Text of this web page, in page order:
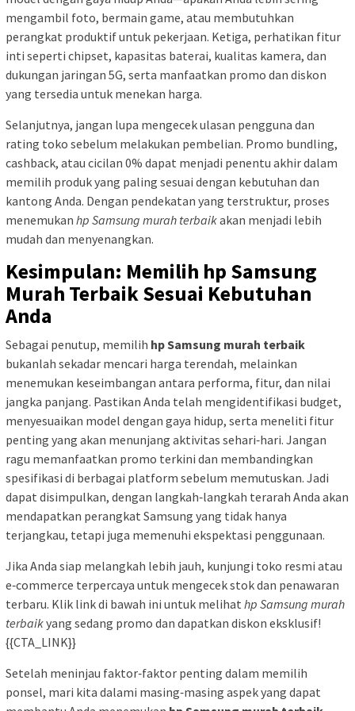
mengambil foto, bermain game, atau membutuhkan
perangkat produktif untuk pekerjaan. Ketiga, perhatikan fitur
inti seperti chipset, kapasitas baterai, kualitas kamera, dan
dukungan jaringan 5G, serta manfaatkan promo dan diskon
yang tersedia untuk menekan harga.
Selanjutnya, jangan lupa mengecek ulasan pengguna dan
rating toko sebelum melakukan pembelian. Promo bundling,
cashback, atau cicilan 0% dapat menjadi penentu akhir dalam
memilih produk yang paling sesuai dengan kebutuhan dan
kantong Anda. Dengan pendekatan yang terstruktur, proses
menemukan hp Samsung murah terbaikakan menjadi lebih
mudah dan menyenangkan.
Kesimpulan: Memilih hp Samsung
Murah Terbaik Sesuai Kebutuhan
Anda
Sebagai penutup, memilih hp Samsung murah terbaik
bukanlah sekadar mencari harga terendah, melainkan
menemukan keseimbangan antara performa, fitur, dan nilai
jangka panjang. Pastikan Anda telah mengidentifikasi budget,
menyesuaikan model dengan gaya hidup, serta meneliti fitur
penting yang akan menunjang aktivitas sehari‑hari. Jangan
ragu memanfaatkan promo terkini dan membandingkan
spesifikasi di berbagai platform sebelum memutuskan. Jadi
dapat disimpulkan, dengan langkah‑langkah terarah Anda akan
mendapatkan perangkat Samsung yang tidak hanya
terjangkau, tetapi juga memenuhi ekspektasi penggunaan.
Jika Anda siap melangkah lebih jauh, kunjungi toko resmi atau
e‑commerce terpercaya untuk mengecek stok dan penawaran
terbaru. Klik link di bawah ini untuk melihat hp Samsung murah
terbaikyang sedang promo dan dapatkan diskon eksklusif!
{{CTA_LINK}}
Setelah meninjau faktor‑faktor penting dalam memilih
ponsel, mari kita dalami masing‑masing aspek yang dapat